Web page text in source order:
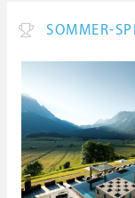
SOMMER-